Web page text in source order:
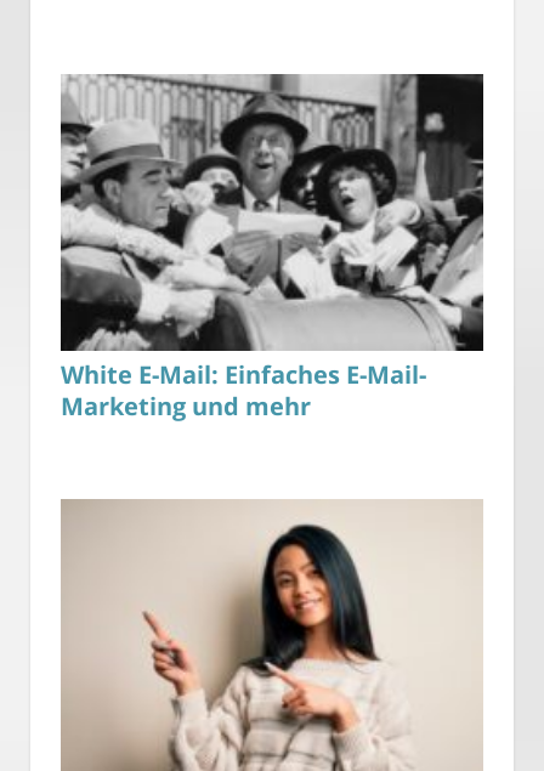
White E-Mail: Einfaches E-Mail-
Marketing und mehr